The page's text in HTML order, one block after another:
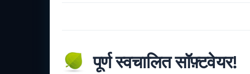
पूर्ण स्वचालित सॉफ़्टवेयर!